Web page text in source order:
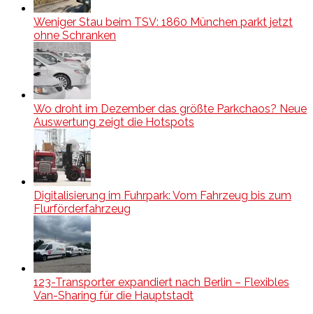
Weniger Stau beim TSV: 1860 München parkt jetzt
ohne Schranken
Wo droht im Dezember das größte Parkchaos? Neue
Auswertung zeigt die Hotspots
Digitalisierung im Fuhrpark: Vom Fahrzeug bis zum
Flurförderfahrzeug
123-Transporter expandiert nach Berlin – Flexibles
Van-Sharing für die Hauptstadt